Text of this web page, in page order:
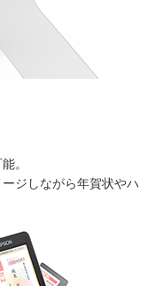
。
ジしながら年賀状やハ